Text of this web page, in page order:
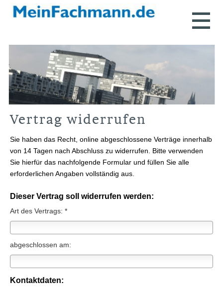
Vertrag widerrufen
Sie haben das Recht, online abgeschlossene Verträge innerhalb
von 14 Tagen nach Abschluss zu widerrufen. Bitte verwenden
Sie hierfür das nachfolgende Formular und füllen Sie alle
erforderlichen Angaben vollständig aus.
Dieser Vertrag soll widerrufen werden:
Art des Vertrags: *
abgeschlossen am:
Kontaktdaten: